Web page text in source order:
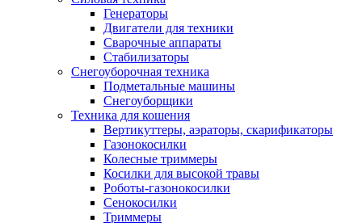
Генераторы
Двигатели для техники
Сварочные аппараты
Стабилизаторы
Снегоуборочная техника
Подметальные машины
Снегоуборщики
Техника для кошения
Вертикуттеры, аэраторы, скарификаторы
Газонокосилки
Колесные триммеры
Косилки для высокой травы
Роботы-газонокосилки
Сенокосилки
Триммеры